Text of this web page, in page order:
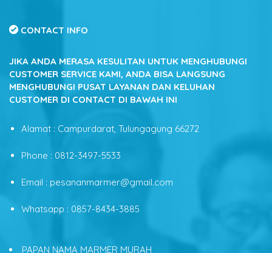
CONTACT INFO
JIKA ANDA MERASA KESULITAN UNTUK MENGHUBUNGI
CUSTOMER SERVICE KAMI, ANDA BISA LANGSUNG
MENGHUBUNGI PUSAT LAYANAN DAN KELUHAN
CUSTOMER DI CONTACT DI BAWAH INI
Alamat : Campurdarat, Tulungagung 66272
Phone : 0812-3497-5533
Email : pesananmarmer@gmail.com
Whatsapp : 0857-8434-3885
PAPAN NAMA MARMER MURAH